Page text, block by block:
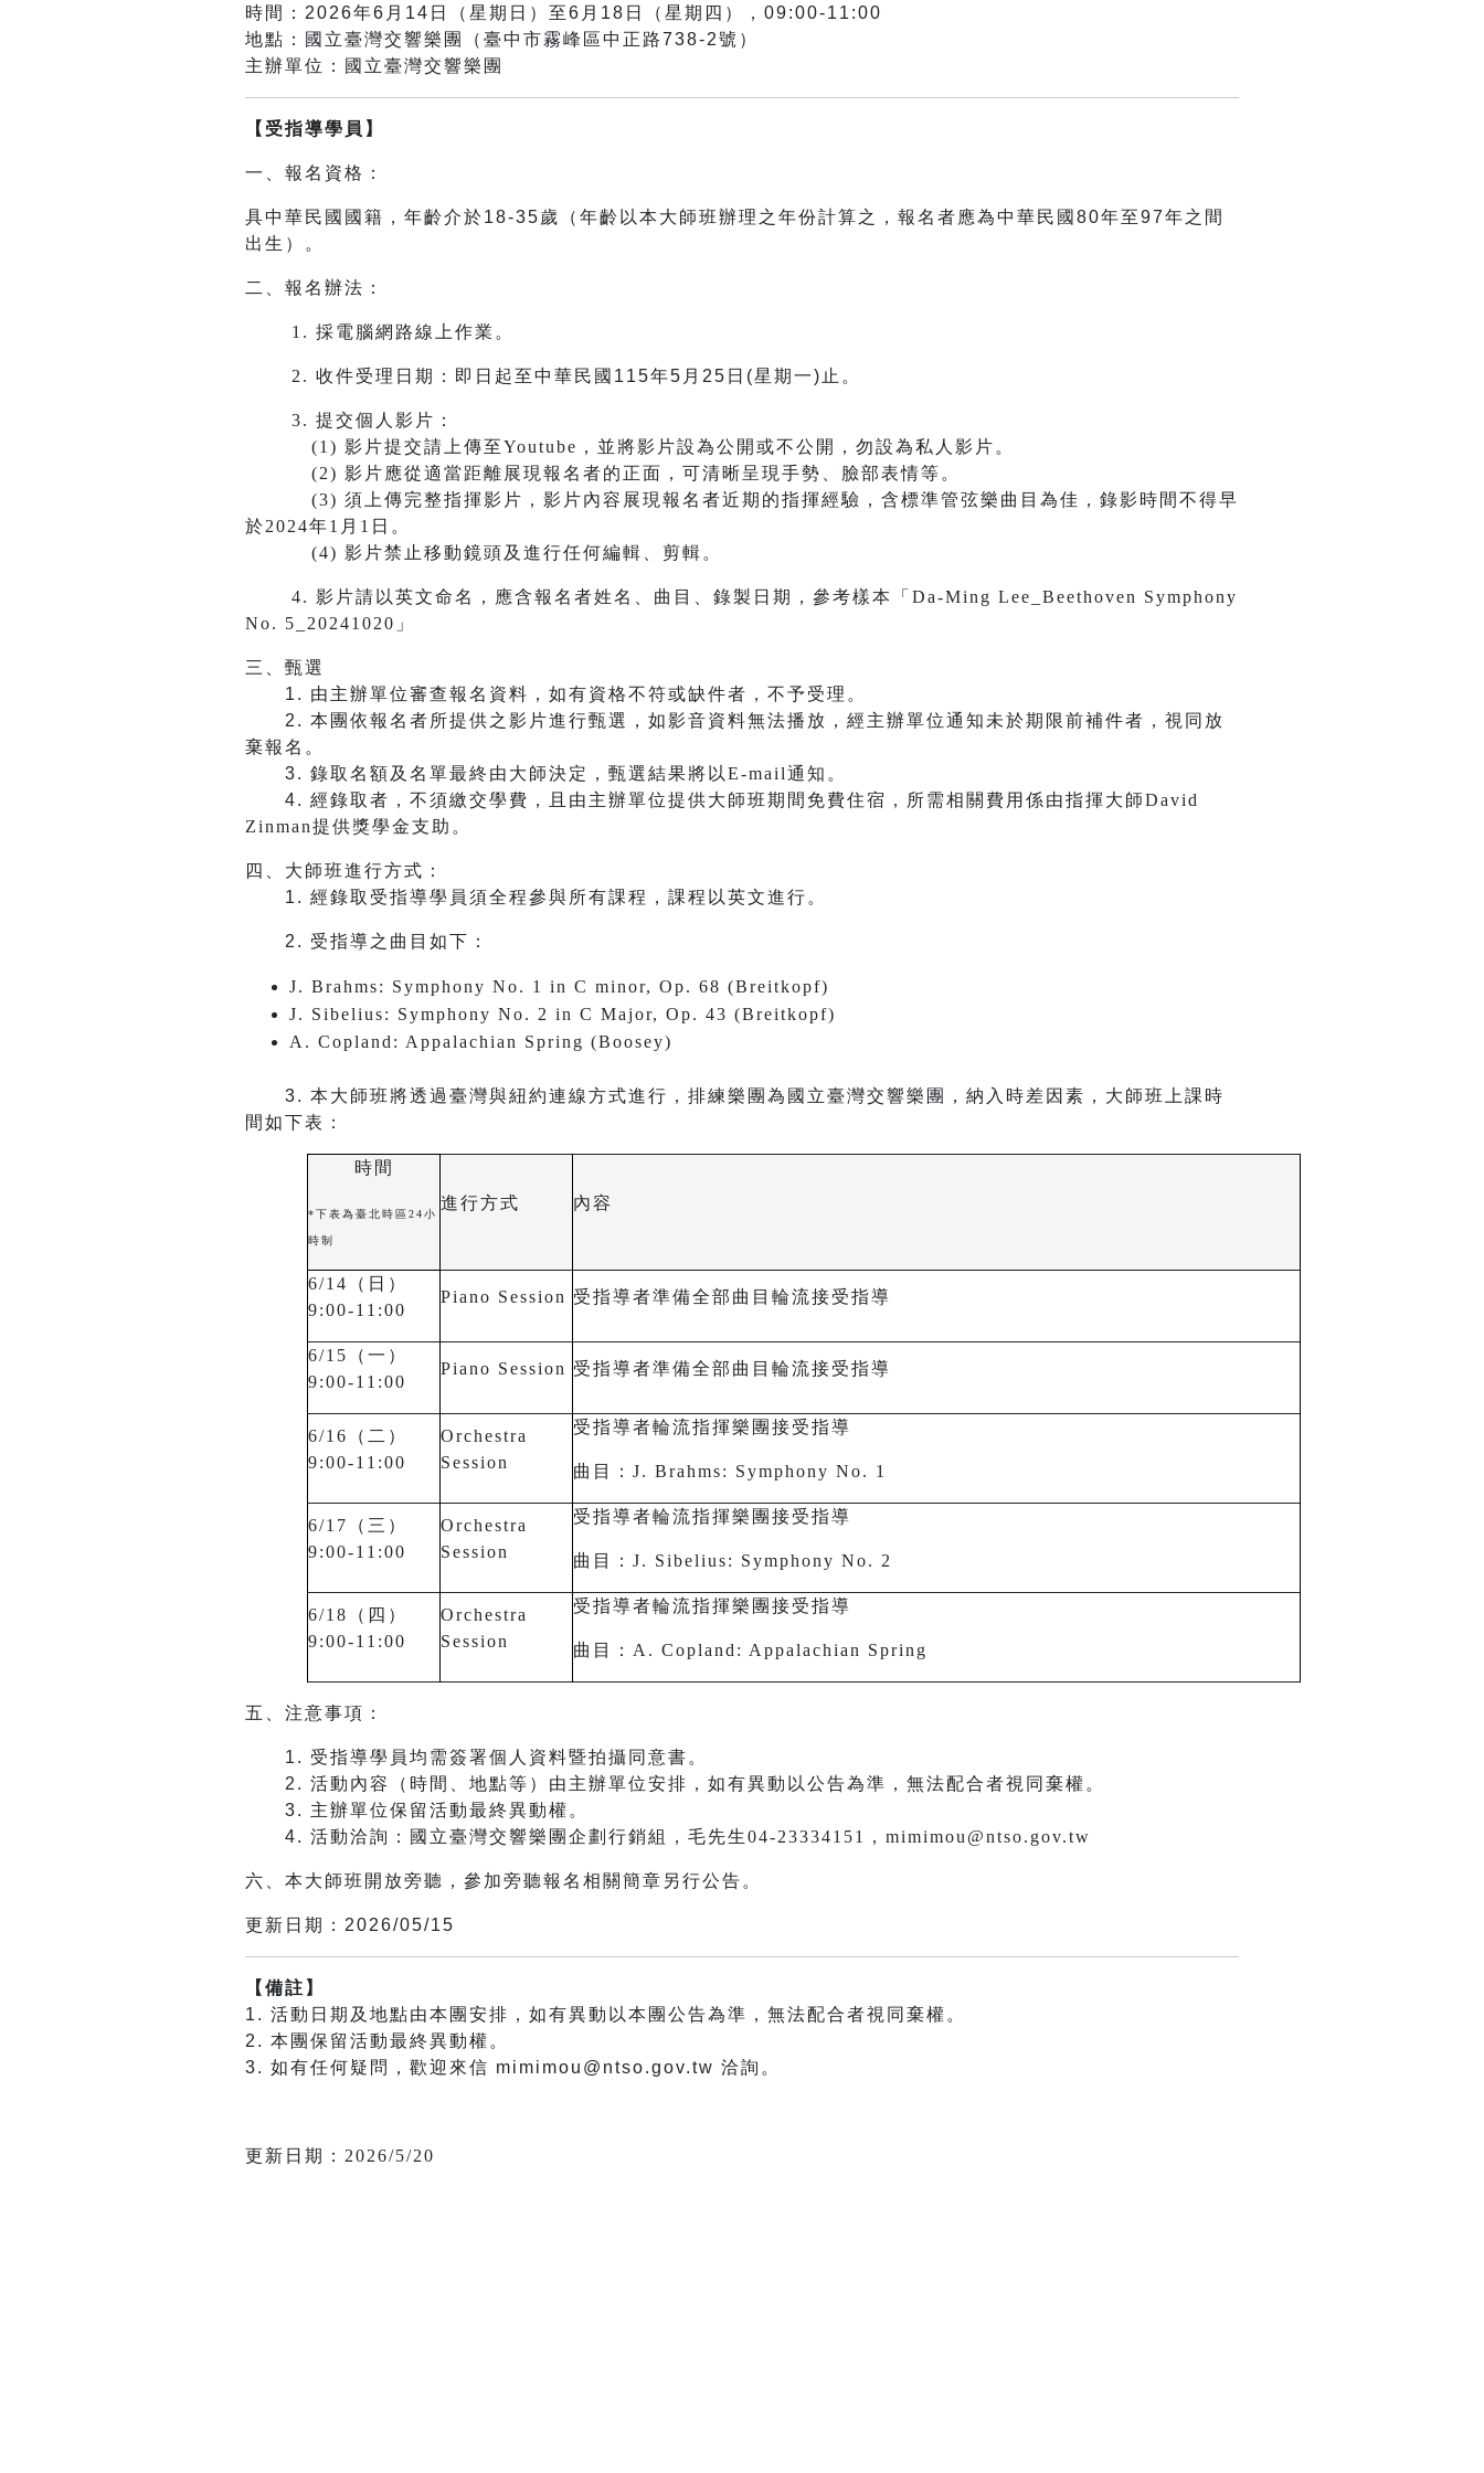
時間：2026年6月14日（星期日）至6月18日（星期四），09:00-11:00
地點：國立臺灣交響樂團（臺中市霧峰區中正路738-2號）
主辦單位：國立臺灣交響樂團
【受指導學員】
一、報名資格：
具中華民國國籍，年齡介於18-35歲（年齡以本大師班辦理之年份計算之，報名者應為中華民國80年至97年之間
出生）。
二、報名辦法：
1. 採電腦網路線上作業。
2. 收件受理日期：即日起至中華民國115年5月25日(星期一)止。
3. 提交個人影片：
(1) 影片提交請上傳至Youtube，並將影片設為公開或不公開，勿設為私人影片。
(2) 影片應從適當距離展現報名者的正面，可清晰呈現手勢、臉部表情等。
(3) 須上傳完整指揮影片，影片內容展現報名者近期的指揮經驗，含標準管弦樂曲目為佳，錄影時間不得早
於2024年1月1日。
(4) 影片禁止移動鏡頭及進行任何編輯、剪輯。
4. 影片請以英文命名，應含報名者姓名、曲目、錄製日期，參考樣本「Da-Ming Lee_Beethoven Symphony
No. 5_20241020」
三、甄選
1. 由主辦單位審查報名資料，如有資格不符或缺件者，不予受理。
2. 本團依報名者所提供之影片進行甄選，如影音資料無法播放，經主辦單位通知未於期限前補件者，視同放
棄報名。
3. 錄取名額及名單最終由大師決定，甄選結果將以E-mail通知。
4. 經錄取者，不須繳交學費，且由主辦單位提供大師班期間免費住宿，所需相關費用係由指揮大師David
Zinman提供獎學金支助。
四、大師班進行方式：
1. ​​​​​​經錄取受指導學員須全程參與所有課程，課程以英文進行。
2. 受指導之曲目如下：
J. Brahms: Symphony No. 1 in C minor, Op. 68 (Breitkopf)
J. Sibelius: Symphony No. 2 in C Major, Op. 43 (Breitkopf)
A. Copland: Appalachian Spring (Boosey)
3. 本大師班將透過臺灣與紐約連線方式進行，排練樂團為國立臺灣交響樂團，納入時差因素，大師班上課時
間如下表：
時間
*下表為臺北時區24小
時制
進行方式 內容
6/14（日）
9:00-11:00
Piano Session 受指導者準備全部曲目輪流接受指導
6/15（一）
9:00-11:00
Piano Session 受指導者準備全部曲目輪流接受指導
6/16（二）
9:00-11:00
Orchestra
Session
受指導者輪流指揮樂團接受指導
曲目：J. Brahms: Symphony No. 1
6/17（三）
9:00-11:00
Orchestra
Session
受指導者輪流指揮樂團接受指導
曲目：J. Sibelius: Symphony No. 2
6/18（四）
9:00-11:00
Orchestra
Session
受指導者輪流指揮樂團接受指導
曲目：A. Copland: Appalachian Spring
五、注意事項：
1. 受指導學員均需簽署個人資料暨拍攝同意書。
2. 活動內容（時間、地點等）由主辦單位安排，如有異動以公告為準，無法配合者視同棄權。
3. 主辦單位保留活動最終異動權。
4. 活動洽詢：國立臺灣交響樂團企劃行銷組，毛先生04-23334151，mimimou@ntso.gov.tw
六、本大師班開放旁聽，參加旁聽報名相關簡章另行公告。
更新日期：2026/05/15
【備註】
1. 活動日期及地點由本團安排，如有異動以本團公告為準，無法配合者視同棄權。
2. 本團保留活動最終異動權。
3. 如有任何疑問，歡迎來信 mimimou@ntso.gov.tw 洽詢。
更新日期：2026/5/20